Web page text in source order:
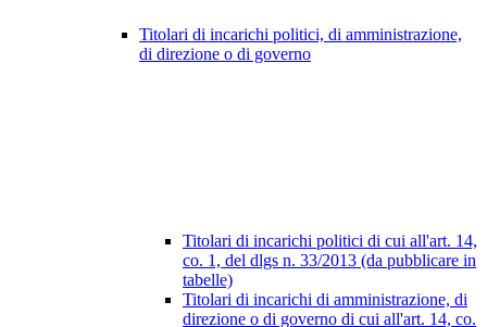
Titolari di incarichi politici, di amministrazione,
di direzione o di governo
Titolari di incarichi politici di cui all'art. 14,
co. 1, del dlgs n. 33/2013 (da pubblicare in
tabelle)
Titolari di incarichi di amministrazione, di
direzione o di governo di cui all'art. 14, co.